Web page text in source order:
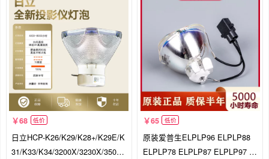
68 低价
日立HCP-K26/K29/K28+/K29E/K
31/K33/K34/3200X/3230X/3500
65 低价
原装爱普生ELPLP96 ELPLP88
ELPLP78 ELPLP87 ELPLP97 投